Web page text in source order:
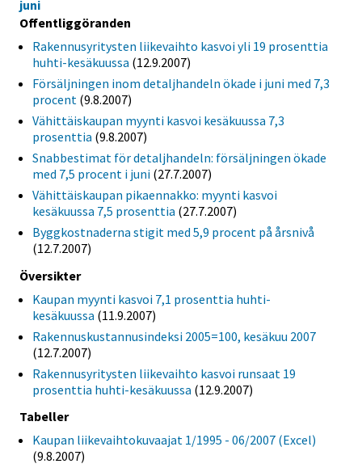
juni
Offentliggöranden
Rakennusyritysten liikevaihto kasvoi yli 19 prosenttia
huhti-kesäkuussa (12.9.2007)
Försäljningen inom detaljhandeln ökade i juni med 7,3
procent (9.8.2007)
Vähittäiskaupan myynti kasvoi kesäkuussa 7,3
prosenttia (9.8.2007)
Snabbestimat för detaljhandeln: försäljningen ökade
med 7,5 procent i juni (27.7.2007)
Vähittäiskaupan pikaennakko: myynti kasvoi
kesäkuussa 7,5 prosenttia (27.7.2007)
Byggkostnaderna stigit med 5,9 procent på årsnivå
(12.7.2007)
Översikter
Kaupan myynti kasvoi 7,1 prosenttia huhti-
kesäkuussa (11.9.2007)
Rakennuskustannusindeksi 2005=100, kesäkuu 2007
(12.7.2007)
Rakennusyritysten liikevaihto kasvoi runsaat 19
prosenttia huhti-kesäkuussa (12.9.2007)
Tabeller
Kaupan liikevaihtokuvaajat 1/1995 - 06/2007 (Excel)
(9.8.2007)